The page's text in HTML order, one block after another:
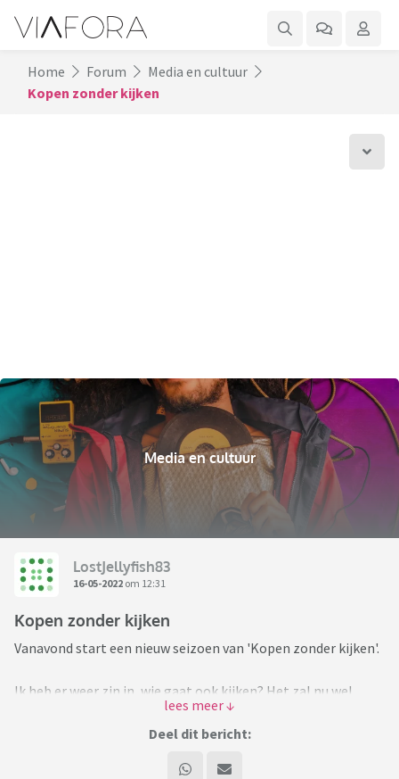
Home Forum
Media en cultuur
Kopen zonder kijken
Media en cultuur
LostJellyfish83
16-05-2022 om 12:31
Kopen zonder kijken
Vanavond start een nieuw seizoen van 'Kopen zonder kijken'.
Ik heb er weer zin in, wie gaat ook kijken? Het zal nu wel
lastiger zijn in de huidige woningmarkt om nog pareltjes te
Deel dit bericht: